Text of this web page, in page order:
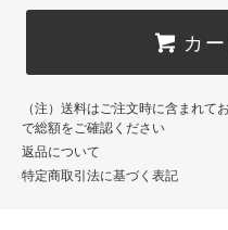
カ
（注）送料はご注文時に含まれ
で総額をご確認ください
返品について
特定商取引法に基づく表記